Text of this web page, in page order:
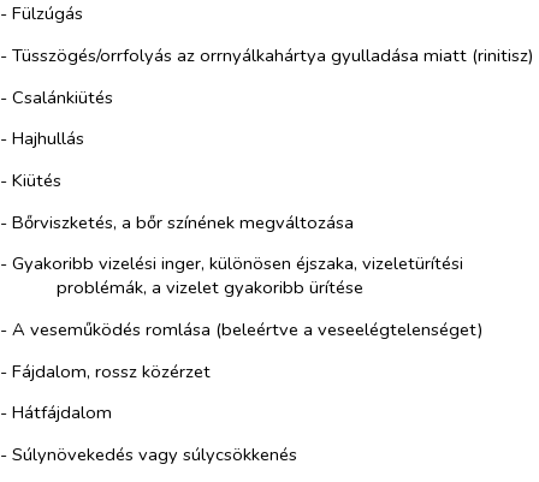
- Fülzúgás
- Tüsszögés/orrfolyás az orrnyálkahártya gyulladása miatt (rinitisz)
- Csalánkiütés
- Hajhullás
- Kiütés
- Bőrviszketés, a bőr színének megváltozása
- Gyakoribb vizelési inger, különösen éjszaka, vizeletürítési
problémák, a vizelet gyakoribb ürítése
- A veseműködés romlása (beleértve a veseelégtelenséget)
- Fájdalom, rossz közérzet
- Hátfájdalom
- Súlynövekedés vagy súlycsökkenés